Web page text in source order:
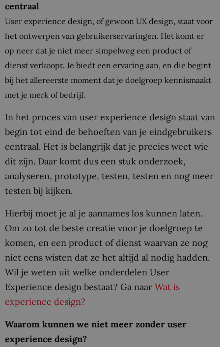
centraal
User experience design, of gewoon UX design, staat voor
het ontwerpen van gebruikerservaringen. Het komt er
op neer dat je niet meer simpelweg een product of
dienst verkoopt. Je biedt een ervaring aan, en die begint
bij het allereerste moment dat je doelgroep kennismaakt
met je merk of bedrijf.
In het proces van user experience design staat van
begin tot eind de behoeften van je eindgebruikers
centraal. Het is belangrijk dat je precies weet wie
dit zijn. Daar komt dus een stuk onderzoek,
analyseren, prototype, testen, testen en nog meer
testen bij kijken.
Hierbij moet je al je aannames los kunnen laten.
Om zo tot de beste creatie voor je doelgroep te
komen, en een product of dienst waarvan ze nog
niet eens wisten dat ze het altijd al nodig hadden.
Wil je weten uit welke onderdelen User
Experience design bestaat? Ga naar Wat is
experience design?
Waarom kunnen we niet meer zonder user
experience design?